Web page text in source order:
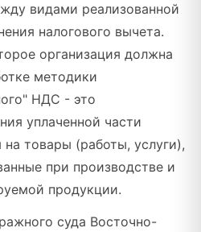
видами реализованной
налогового вычета.
организация должна
методики
НДС - это
уплаченной части
товары (работы, услуги),
при производстве и
продукции.
суда Восточно-